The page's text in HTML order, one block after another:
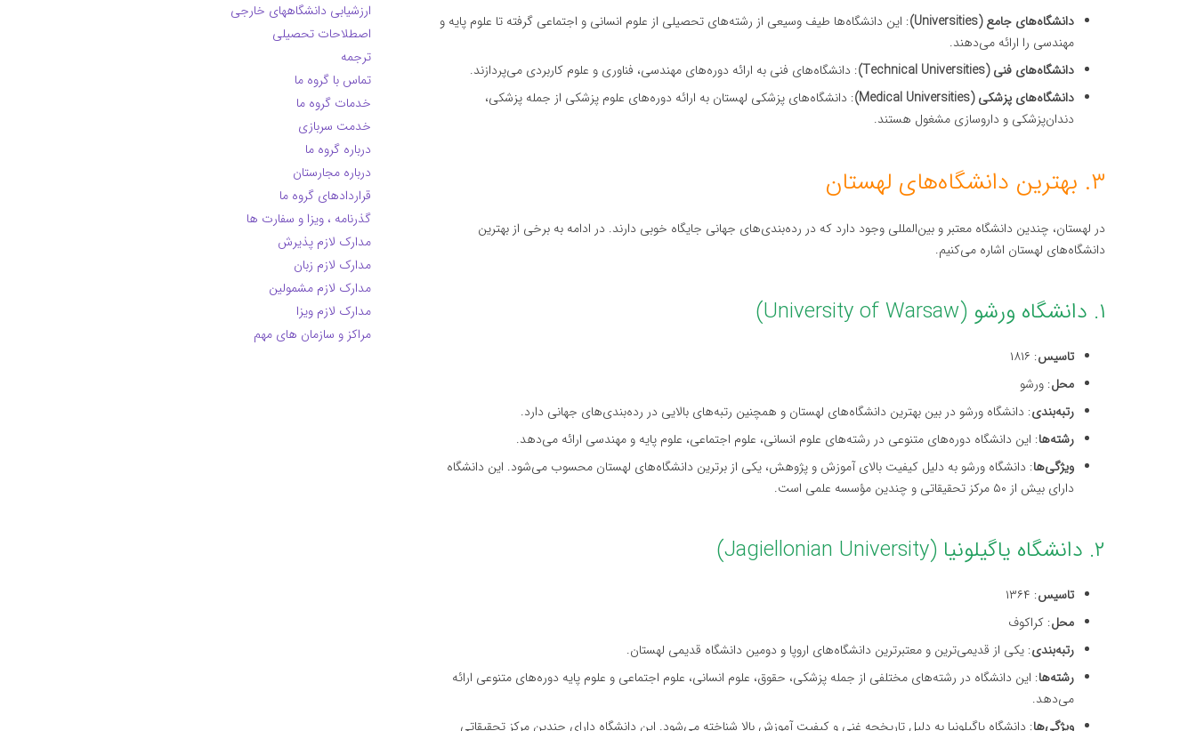
دانشگاه‌های جامع (Universities)
: این دانشگاه‌ها طیف وسیعی از رشته‌های تحصیلی از علوم انسانی و اجتماعی گرفته تا علوم پایه و
مهندسی را ارائه می‌دهند.
دانشگاه‌های فنی (Technical Universities)
: دانشگاه‌های فنی به ارائه دوره‌های مهندسی، فناوری و علوم کاربردی می‌پردازند.
دانشگاه‌های پزشکی (Medical Universities)
: دانشگاه‌های پزشکی لهستان به ارائه دوره‌های علوم پزشکی از جمله پزشکی،
دندان‌پزشکی و داروسازی مشغول هستند.
۳. بهترین دانشگاه‌های لهستان
در لهستان، چندین دانشگاه معتبر و بین‌المللی وجود دارد که در رده‌بندی‌های جهانی جایگاه خوبی دارند. در ادامه به برخی از بهترین
دانشگاه‌های لهستان اشاره می‌کنیم.
۱. دانشگاه ورشو (University of Warsaw)
تاسیس: ۱۸۱۶
محل: ورشو
رتبه‌بندی: دانشگاه ورشو در بین بهترین دانشگاه‌های لهستان و همچنین رتبه‌های بالایی در رده‌بندی‌های جهانی دارد.
رشته‌ها: این دانشگاه دوره‌های متنوعی در رشته‌های علوم انسانی، علوم اجتماعی، علوم پایه و مهندسی ارائه می‌دهد.
ویژگی‌ها: دانشگاه ورشو به دلیل کیفیت بالای آموزش و پژوهش، یکی از برترین دانشگاه‌های لهستان محسوب می‌شود. این دانشگاه
دارای بیش از ۵۰ مرکز تحقیقاتی و چندین مؤسسه علمی است.
۲. دانشگاه یاگیلونیا (Jagiellonian University)
تاسیس: ۱۳۶۴
محل: کراکوف
رتبه‌بندی: یکی از قدیمی‌ترین و معتبرترین دانشگاه‌های اروپا و دومین دانشگاه قدیمی لهستان.
رشته‌ها: این دانشگاه در رشته‌های مختلفی از جمله پزشکی، حقوق، علوم انسانی، علوم اجتماعی و علوم پایه دوره‌های متنوعی ارائه
می‌دهد.
ویژگی‌ها: دانشگاه یاگیلونیا به دلیل تاریخچه غنی و کیفیت آموزش بالا شناخته می‌شود. این دانشگاه دارای چندین مرکز تحقیقاتی
ارزشیابی دانشگاههای خارجی
اصطلاحات تحصیلی
ترجمه
تماس با گروه ما
خدمات گروه ما
خدمت سربازی
درباره گروه ما
درباره مجارستان
قراردادهای گروه ما
گذرنامه ، ویزا و سفارت ها
مدارک لازم پذیرش
مدارک لازم زبان
مدارک لازم مشمولین
مدارک لازم ویزا
مراکز و سازمان های مهم